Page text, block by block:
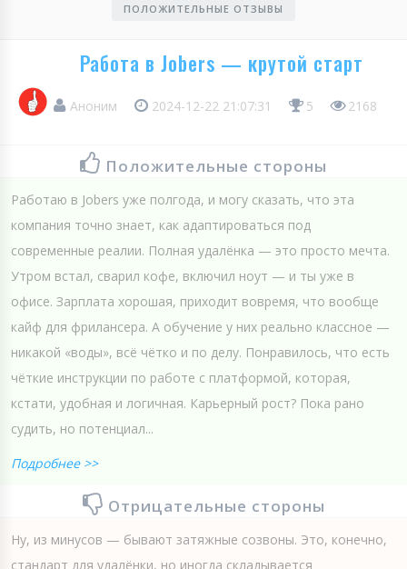
ПОЛОЖИТЕЛЬНЫЕ ОТЗЫВЫ
Работа в Jobers — крутой старт
Аноним 2024-12-22 21:07:31 5 2168
Положительные стороны
Работаю в Jobers уже полгода, и могу сказать, что эта
компания точно знает, как адаптироваться под
современные реалии. Полная удалёнка — это просто мечта.
Утром встал, сварил кофе, включил ноут — и ты уже в
офисе. Зарплата хорошая, приходит вовремя, что вообще
кайф для фрилансера. А обучение у них реально классное —
никакой «воды», всё чётко и по делу. Понравилось, что есть
чёткие инструкции по работе с платформой, которая,
кстати, удобная и логичная. Карьерный рост? Пока рано
судить, но потенциал...
Подробнее >>
Отрицательные стороны
Ну, из минусов — бывают затяжные созвоны. Это, конечно,
стандарт для удалёнки, но иногда складывается